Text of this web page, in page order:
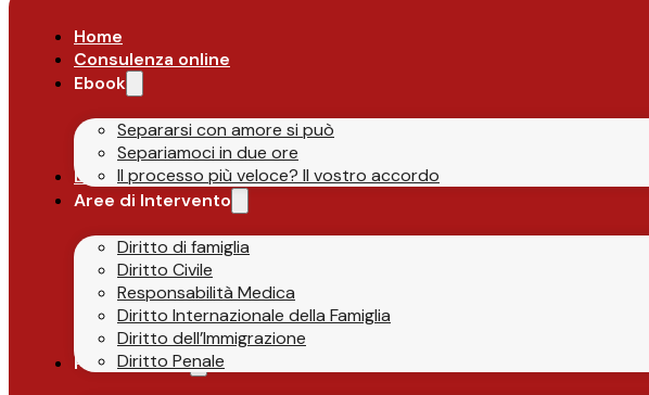
Home
Consulenza online
Ebook
Separarsi con amore si può
Separiamoci in due ore
Il processo più veloce? Il vostro accordo
Lo Studio
Aree di Intervento
Diritto di famiglia
Diritto Civile
Responsabilità Medica
Diritto Internazionale della Famiglia
Diritto dell’Immigrazione
Diritto Penale
Parlano di Noi